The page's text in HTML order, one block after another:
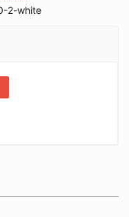
2-white